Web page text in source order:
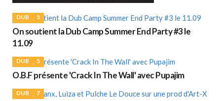
DUB 5
On soutient la Dub Camp Summer End Party #3 le
11.09
DUB 5
O.B.F présente 'Crack In The Wall' avec Pupajim
DUB 7